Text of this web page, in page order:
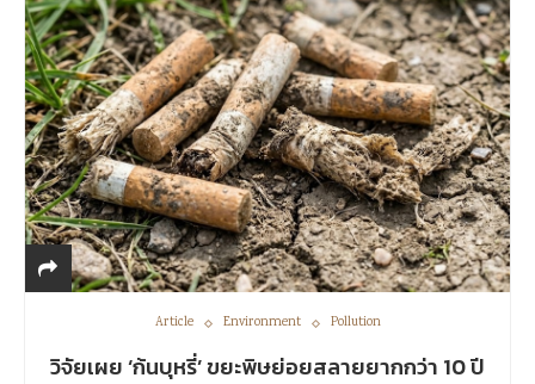
Article Environment Pollution
วิจัยเผย ‘ก้นบุหรี่’ ขยะพิษย่อยสลายยากกว่า 10 ปี